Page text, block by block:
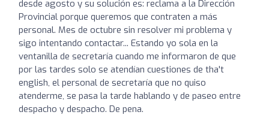
desde agosto y su solución es: reclama a la Dirección
Provincial porque queremos que contraten a más
personal. Mes de octubre sin resolver mi problema y
sigo intentando contactar... Estando yo sola en la
ventanilla de secretaría cuando me informaron de que
por las tardes solo se atendían cuestiones de tha't
english, el personal de secretaría que no quiso
atenderme, se pasa la tarde hablando y de paseo entre
despacho y despacho. De pena.